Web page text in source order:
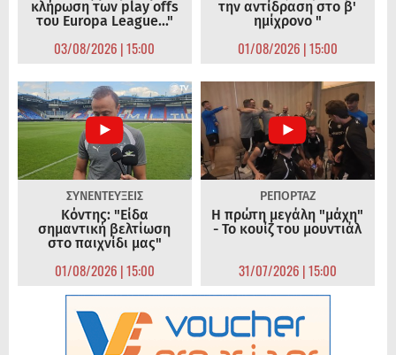
κλήρωση των play offs
του Europa League..."
03/08/2026 | 15:00
την αντίδραση στο β'
ημίχρονο "
01/08/2026 | 15:00
ΣΥΝΕΝΤΕΥΞΕΙΣ
Κόντης: "Είδα
σημαντική βελτίωση
στο παιχνίδι μας"
01/08/2026 | 15:00
ΡΕΠΟΡΤΑΖ
Η πρώτη μεγάλη "μάχη"
- Το κουίζ του μουντιάλ
31/07/2026 | 15:00